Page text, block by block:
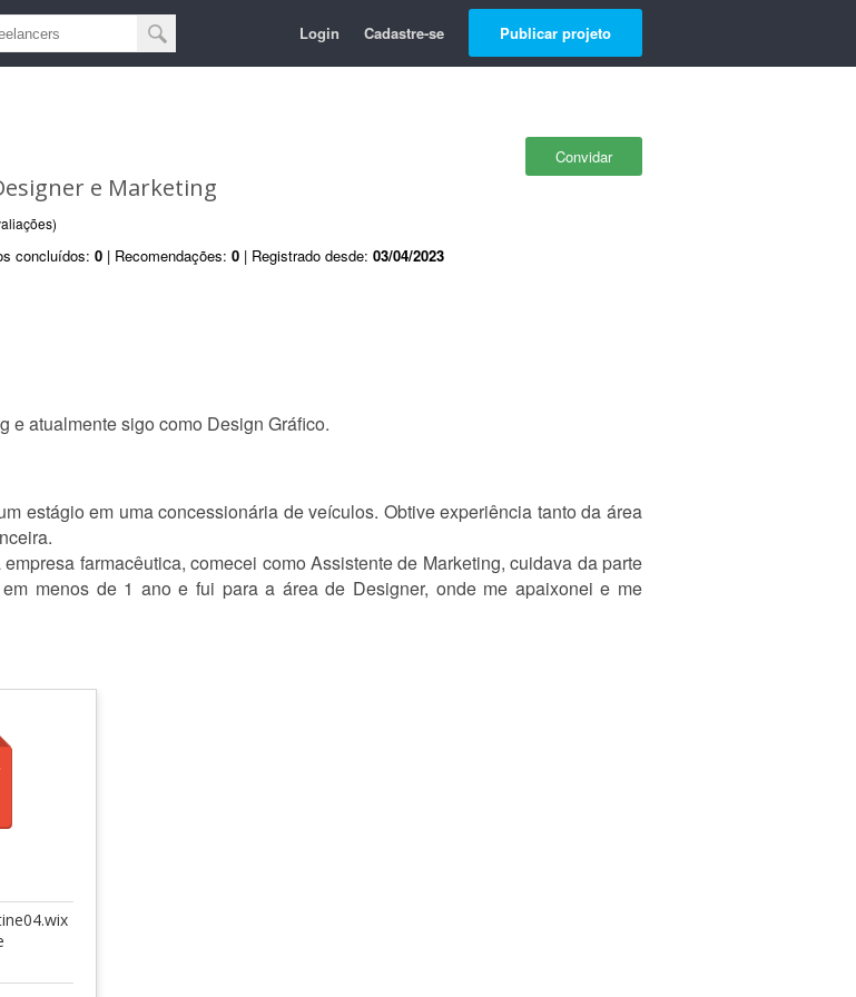
Login Cadastre-se Publicar projeto
Convidar
e Marketing
concluídos: 0 | Recomendações: 0 | Registrado desde: 03/04/2023
e atualmente sigo como Design Gráfico.
estágio em uma concessionária de veículos. Obtive experiência tanto da área
farmacêutica, comecei como Assistente de Marketing, cuidava da parte
menos de 1 ano e fui para a área de Designer, onde me apaixonei e me